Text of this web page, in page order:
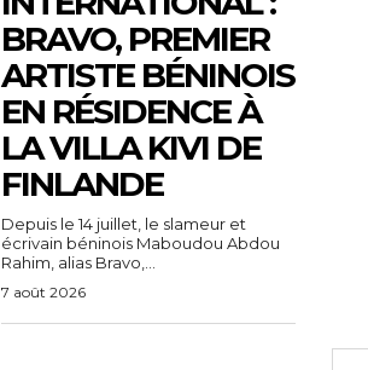
BRAVO, PREMIER
ARTISTE BÉNINOIS
EN RÉSIDENCE À
LA VILLA KIVI DE
FINLANDE
Depuis le 14 juillet, le slameur et
écrivain béninois Maboudou Abdou
Rahim, alias Bravo,...
7 août 2026